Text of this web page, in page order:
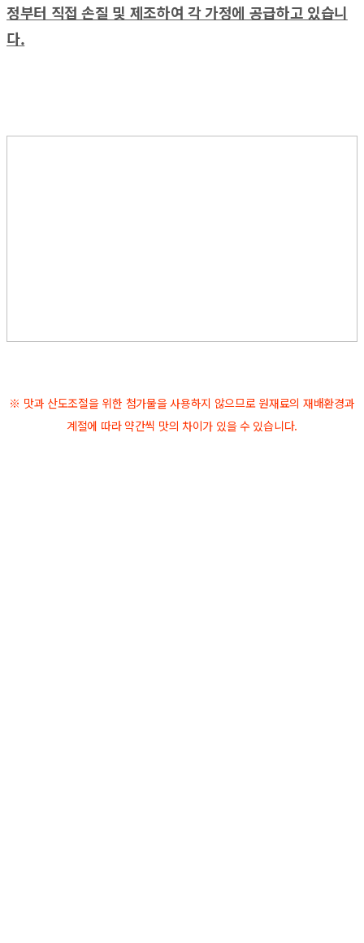
정부터 직접 손질 및 제조하여 각 가정에 공급하고 있습니
다.
※ 맛과 산도조절을 위한 첨가물을 사용하지 않으므로 원재료의 재배환경과
계절에 따라 약간씩 맛의 차이가 있을 수 있습니다.